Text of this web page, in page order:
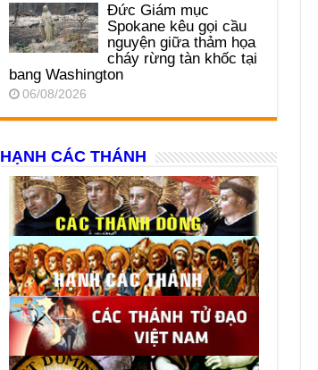
Đức Giám mục
Spokane kêu gọi cầu
nguyện giữa thảm họa
cháy rừng tàn khốc tại
bang Washington
06/08/2026
HẠNH CÁC THÁNH